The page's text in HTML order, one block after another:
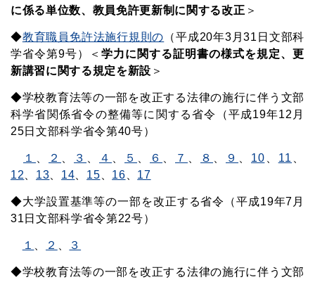
に係る単位数、教員免許更新制に関する改正 ＞
◆教育職員免許法施行規則の （平成20年3月31日文部科
学省令第9号）＜ 学力に関する証明書の様式を規定、更
新講習に関する規定を新設 ＞
◆学校教育法等の一部を改正する法律の施行に伴う文部
科学省関係省令の整備等に関する省令（平成19年12月
25日文部科学省令第40号）
１ ２ ３ ４ ５ ６ ７ ８ ９ 10 11
12
13 14 15 16 17
◆大学設置基準等の一部を改正する省令（平成19年7月
31日文部科学省令第22号）
１ ２ ３
◆学校教育法等の一部を改正する法律の施行に伴う文部